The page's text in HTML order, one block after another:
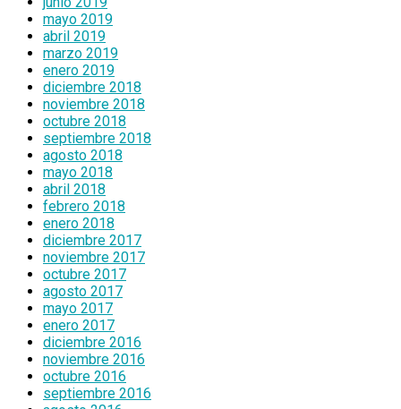
mayo 2019
abril 2019
marzo 2019
enero 2019
diciembre 2018
noviembre 2018
octubre 2018
septiembre 2018
agosto 2018
mayo 2018
abril 2018
febrero 2018
enero 2018
diciembre 2017
noviembre 2017
octubre 2017
agosto 2017
mayo 2017
enero 2017
diciembre 2016
noviembre 2016
octubre 2016
septiembre 2016